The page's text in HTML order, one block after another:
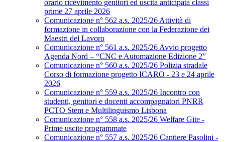
orario ricevimento genitori ed uscita anticipata classi
prime 27 aprile 2026
Comunicazione n° 562 a.s. 2025/26 Attività di
formazione in collaborazione con la Federazione dei
Maestri del Lavoro
Comunicazione n° 561 a.s. 2025/26 Avvio progetto
Agenda Nord – “CNC e Automazione Edizione 2”
Comunicazione n° 560 a.s. 2025/26 Polizia stradale
Corso di formazione progetto ICARO - 23 e 24 aprile
2026
Comunicazione n° 559 a.s. 2025/26 Incontro con
studenti, genitori e docenti accompagnatori PNRR
PCTO Stem e Multilinguismo Lisbona
Comunicazione n° 558 a.s. 2025/26 Welfare Gite -
Prime uscite programmate
Comunicazione n° 557 a.s. 2025/26 Cantiere Pasolini -